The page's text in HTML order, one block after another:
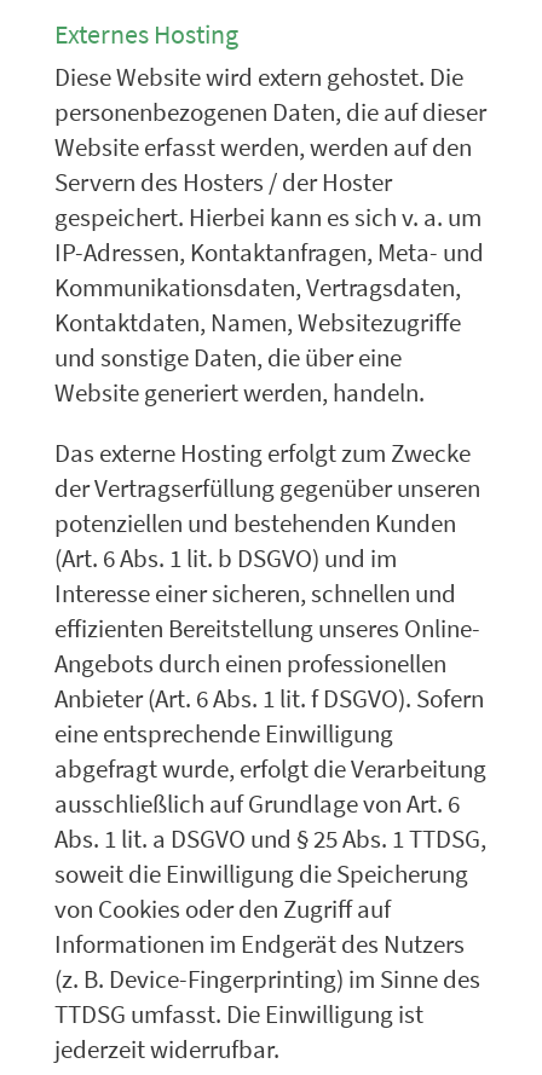
Externes Hosting
Diese Website wird extern gehostet. Die
personenbezogenen Daten, die auf dieser
Website erfasst werden, werden auf den
Servern des Hosters / der Hoster
gespeichert. Hierbei kann es sich v. a. um
IP-Adressen, Kontaktanfragen, Meta- und
Kommunikationsdaten, Vertragsdaten,
Kontaktdaten, Namen, Websitezugriffe
und sonstige Daten, die über eine
Website generiert werden, handeln.
Das externe Hosting erfolgt zum Zwecke
der Vertragserfüllung gegenüber unseren
potenziellen und bestehenden Kunden
(Art. 6 Abs. 1 lit. b DSGVO) und im
Interesse einer sicheren, schnellen und
effizienten Bereitstellung unseres Online-
Angebots durch einen professionellen
Anbieter (Art. 6 Abs. 1 lit. f DSGVO). Sofern
eine entsprechende Einwilligung
abgefragt wurde, erfolgt die Verarbeitung
ausschließlich auf Grundlage von Art. 6
Abs. 1 lit. a DSGVO und § 25 Abs. 1 TTDSG,
soweit die Einwilligung die Speicherung
von Cookies oder den Zugriff auf
Informationen im Endgerät des Nutzers
(z. B. Device-Fingerprinting) im Sinne des
TTDSG umfasst. Die Einwilligung ist
jederzeit widerrufbar.